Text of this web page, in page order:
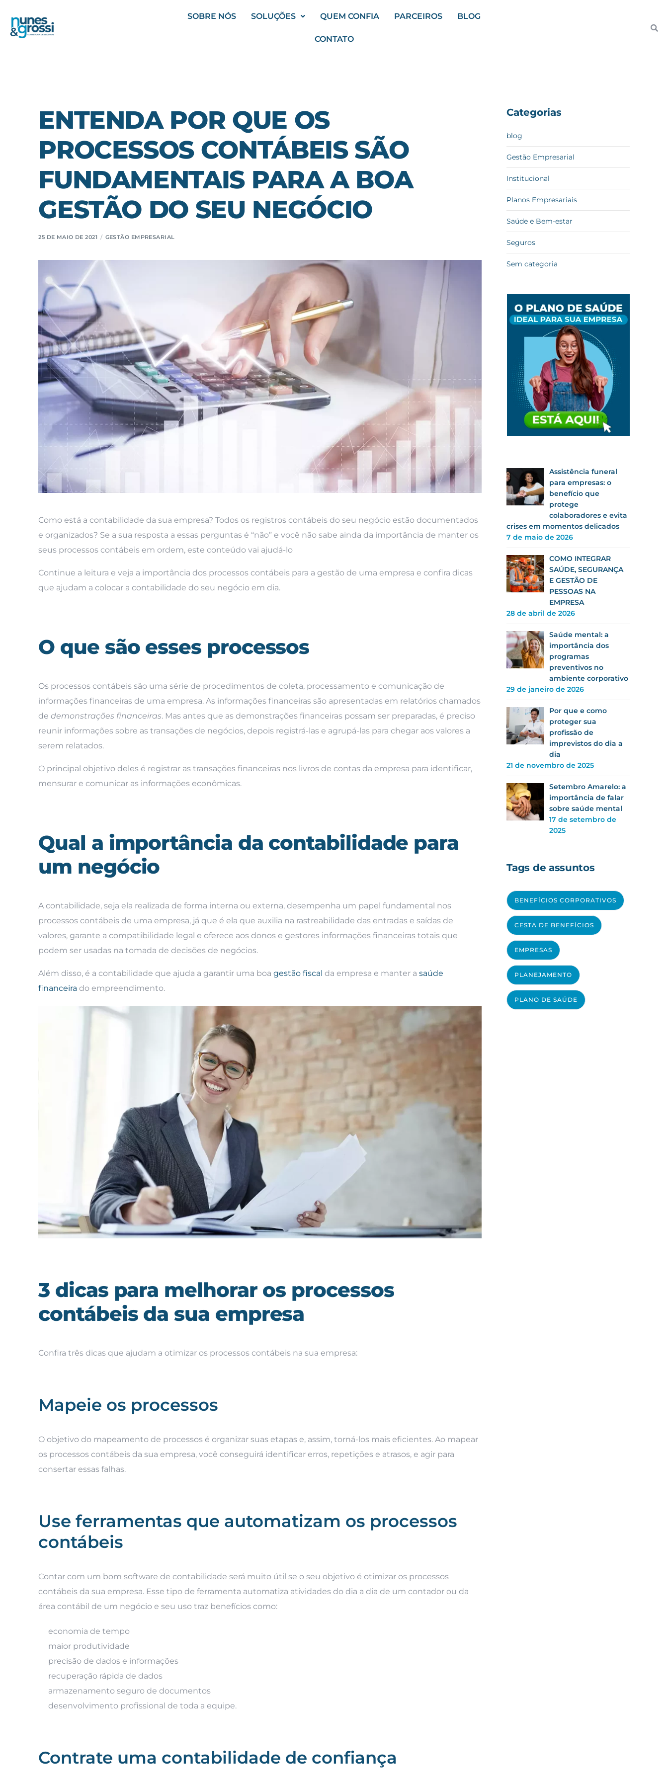
SOBRE NÓS SOLUÇÕES QUEM CONFIA PARCEIROS BLOG
CONTATO
ENTENDA POR QUE OS
PROCESSOS CONTÁBEIS SÃO
FUNDAMENTAIS PARA A BOA
GESTÃO DO SEU NEGÓCIO
25 DE MAIO DE 2021 GESTÃO EMPRESARIAL
Como está a contabilidade da sua empresa? Todos os registros contábeis do seu negócio estão documentados
e organizados? Se a sua resposta a essas perguntas é “não” e você não sabe ainda da importância de manter os
seus processos contábeis em ordem, este conteúdo vai ajudá-lo
Continue a leitura e veja a importância dos processos contábeis para a gestão de uma empresa e confira dicas
que ajudam a colocar a contabilidade do seu negócio em dia.
O que são esses processos
Os processos contábeis são uma série de procedimentos de coleta, processamento e comunicação de
informações financeiras de uma empresa. As informações financeiras são apresentadas em relatórios chamados
dedemonstrações financeiras. Mas antes que as demonstrações financeiras possam ser preparadas, é preciso
reunir informações sobre as transações de negócios, depois registrá-las e agrupá-las para chegar aos valores a
serem relatados.
O principal objetivo deles é registrar as transações financeiras nos livros de contas da empresa para identificar,
mensurar e comunicar as informações econômicas.
Qual a importância da contabilidade para
um negócio
A contabilidade, seja ela realizada de forma interna ou externa, desempenha um papel fundamental nos
processos contábeis de uma empresa, já que é ela que auxilia na rastreabilidade das entradas e saídas de
valores, garante a compatibilidade legal e oferece aos donos e gestores informações financeiras totais que
podem ser usadas na tomada de decisões de negócios.
Além disso, é a contabilidade que ajuda a garantir uma boagestão fiscal da empresa e manter asaúde
financeira do empreendimento.
3 dicas para melhorar os processos
contábeis da sua empresa
Confira três dicas que ajudam a otimizar os processos contábeis na sua empresa:
Mapeie os processos
O objetivo do mapeamento de processos é organizar suas etapas e, assim, torná-los mais eficientes. Ao mapear
os processos contábeis da sua empresa, você conseguirá identificar erros, repetições e atrasos, e agir para
consertar essas falhas.
Use ferramentas que automatizam os processos
contábeis
Contar com um bom software de contabilidade será muito útil se o seu objetivo é otimizar os processos
contábeis da sua empresa. Esse tipo de ferramenta automatiza atividades do dia a dia de um contador ou da
área contábil de um negócio e seu uso traz benefícios como:
economia de tempo
maior produtividade
precisão de dados e informações
recuperação rápida de dados
armazenamento seguro de documentos
desenvolvimento profissional de toda a equipe.
Contrate uma contabilidade de confiança
Categorias
blog
Gestão Empresarial
Institucional
Planos Empresariais
Saúde e Bem-estar
Seguros
Sem categoria
Assistência funeral
para empresas: o
benefício que
protege
colaboradores e evita
crises em momentos delicados
7 de maio de 2026
COMO INTEGRAR
SAÚDE, SEGURANÇA
E GESTÃO DE
PESSOAS NA
EMPRESA
28 de abril de 2026
Saúde mental: a
importância dos
programas
preventivos no
ambiente corporativo
29 de janeiro de 2026
Por que e como
proteger sua
profissão de
imprevistos do dia a
dia
21 de novembro de 2025
Setembro Amarelo: a
importância de falar
sobre saúde mental
17 de setembro de
2025
Tags de assuntos
BENEFÍCIOS CORPORATIVOS
CESTA DE BENEFÍCIOS
EMPRESAS
PLANEJAMENTO
PLANO DE SAÚDE